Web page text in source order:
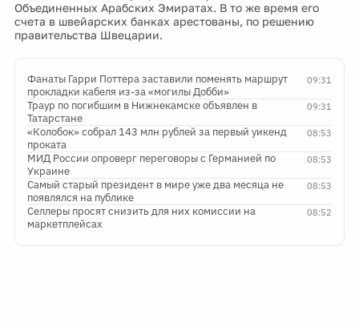
Объединенных Арабских Эмиратах. В то же время его
счета в швейарских банках арестованы, по решению
правительства Швецарии.
09:31
Фанаты Гарри Поттера заставили поменять маршрут
прокладки кабеля из-за «могилы Добби»
09:31
Траур по погибшим в Нижнекамске объявлен в
Татарстане
08:53
«Колобок» собрал 143 млн рублей за первый уикенд
проката
08:53
МИД России опроверг переговоры с Германией по
Украине
08:53
Самый старый президент в мире уже два месяца не
появлялся на публике
08:52
Селлеры просят снизить для них комиссии на
маркетплейсах